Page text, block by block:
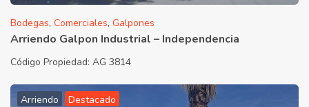
Bodegas, Comerciales, Galpones
Arriendo Galpon Industrial – Independencia
Código Propiedad: AG 3814
Arriendo Destacado